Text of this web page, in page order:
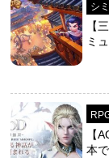
シ
【
ミ
【
本